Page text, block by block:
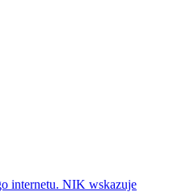
internetu. NIK wskazuje